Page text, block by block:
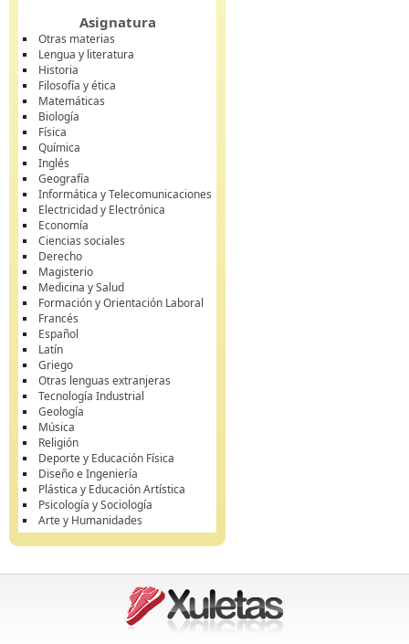
Asignatura
Otras materias
Lengua y literatura
Historia
Filosofía y ética
Matemáticas
Biología
Física
Química
Inglés
Geografía
Informática y Telecomunicaciones
Electricidad y Electrónica
Economía
Ciencias sociales
Derecho
Magisterio
Medicina y Salud
Formación y Orientación Laboral
Francés
Español
Latín
Griego
Otras lenguas extranjeras
Tecnología Industrial
Geología
Música
Religión
Deporte y Educación Física
Diseño e Ingeniería
Plástica y Educación Artística
Psicología y Sociología
Arte y Humanidades